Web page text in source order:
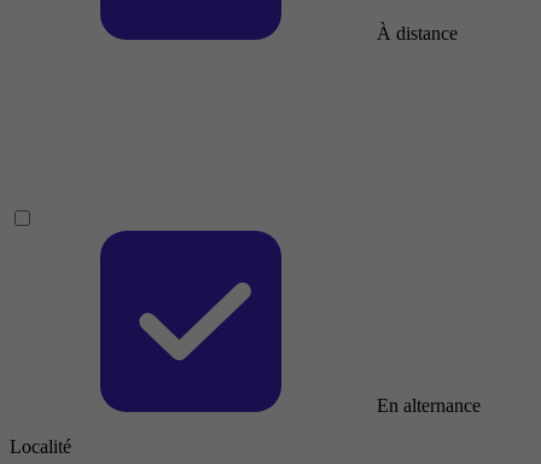
À distance
En alternance
Localité